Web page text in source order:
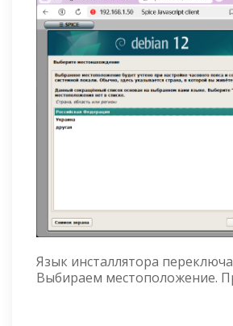
Язык инсталлятора
Выбираем местоположение.